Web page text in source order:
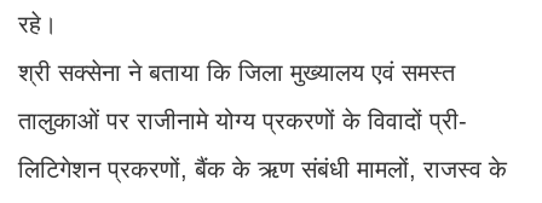
रहे।
श्री सक्सेना ने बताया कि जिला मुख्यालय एवं समस्त
तालुकाओं पर राजीनामे योग्य प्रकरणों के विवादों प्री-
लिटिगेशन प्रकरणों, बैंक के ऋण संबंधी मामलों, राजस्व के